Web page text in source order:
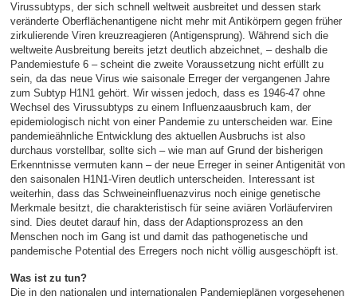
Virussubtyps, der sich schnell weltweit ausbreitet und dessen stark
veränderte Oberflächenantigene nicht mehr mit Antikörpern gegen früher
zirkulierende Viren kreuzreagieren (Antigensprung). Während sich die
weltweite Ausbreitung bereits jetzt deutlich abzeichnet, – deshalb die
Pandemiestufe 6 – scheint die zweite Voraussetzung nicht erfüllt zu
sein, da das neue Virus wie saisonale Erreger der vergangenen Jahre
zum Subtyp H1N1 gehört. Wir wissen jedoch, dass es 1946-47 ohne
Wechsel des Virussubtyps zu einem Influenzaausbruch kam, der
epidemiologisch nicht von einer Pandemie zu unterscheiden war. Eine
pandemieähnliche Entwicklung des aktuellen Ausbruchs ist also
durchaus vorstellbar, sollte sich – wie man auf Grund der bisherigen
Erkenntnisse vermuten kann – der neue Erreger in seiner Antigenität von
den saisonalen H1N1-Viren deutlich unterscheiden. Interessant ist
weiterhin, dass das Schweineinfluenazvirus noch einige genetische
Merkmale besitzt, die charakteristisch für seine aviären Vorläuferviren
sind. Dies deutet darauf hin, dass der Adaptionsprozess an den
Menschen noch im Gang ist und damit das pathogenetische und
pandemische Potential des Erregers noch nicht völlig ausgeschöpft ist.
Was ist zu tun?
Die in den nationalen und internationalen Pandemieplänen vorgesehenen